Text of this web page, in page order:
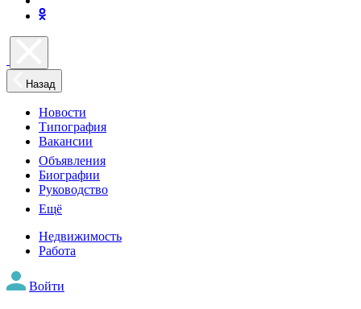
Назад
Новости
Типография
Вакансии
Объявления
Биографии
Руководство
Ещё
Недвижимость
Работа
Войти